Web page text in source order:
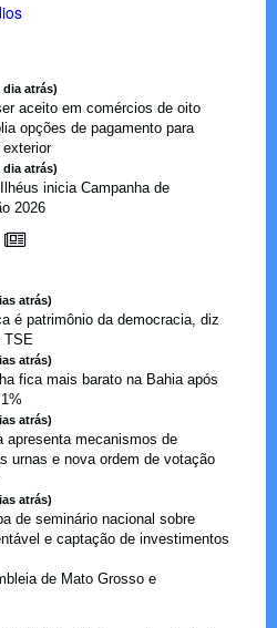
dia atrás)
aceito em comércios de oito
opções de pagamento para
exterior
dia atrás)
inicia Campanha de
2026
atrás)
é patrimônio da democracia, diz
TSE
atrás)
fica mais barato na Bahia após
atrás)
apresenta mecanismos de
urnas e nova ordem de votação
atrás)
de seminário nacional sobre
e captação de investimentos
de Mato Grosso e